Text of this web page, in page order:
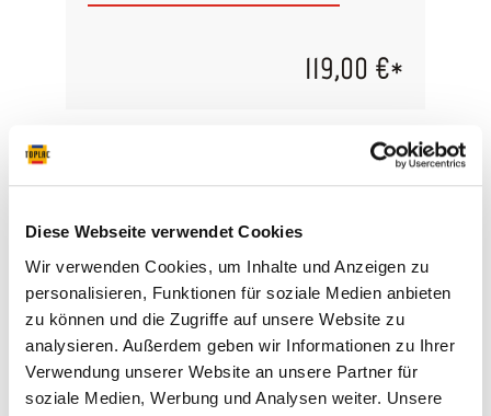
Diese Webseite verwendet Cookies
Wir verwenden Cookies, um Inhalte und Anzeigen zu
personalisieren, Funktionen für soziale Medien anbieten
zu können und die Zugriffe auf unsere Website zu
analysieren. Außerdem geben wir Informationen zu Ihrer
Verwendung unserer Website an unsere Partner für
soziale Medien, Werbung und Analysen weiter. Unsere
Stunden Wo: Klipphausen bei Dresden
119,00 €*